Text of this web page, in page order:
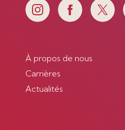
À propos de nous
Carrières
Actualités